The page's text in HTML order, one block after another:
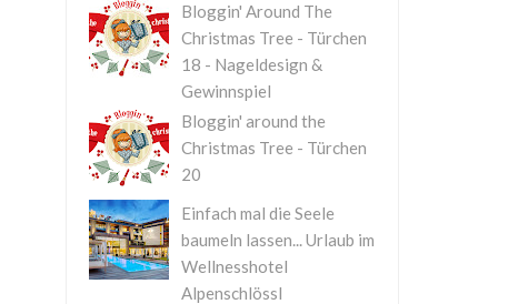
Bloggin' Around The
Christmas Tree - Türchen
18 - Nageldesign &
Gewinnspiel
Bloggin' around the
Christmas Tree - Türchen
20
Einfach mal die Seele
baumeln lassen... Urlaub im
Wellnesshotel
Alpenschlössl